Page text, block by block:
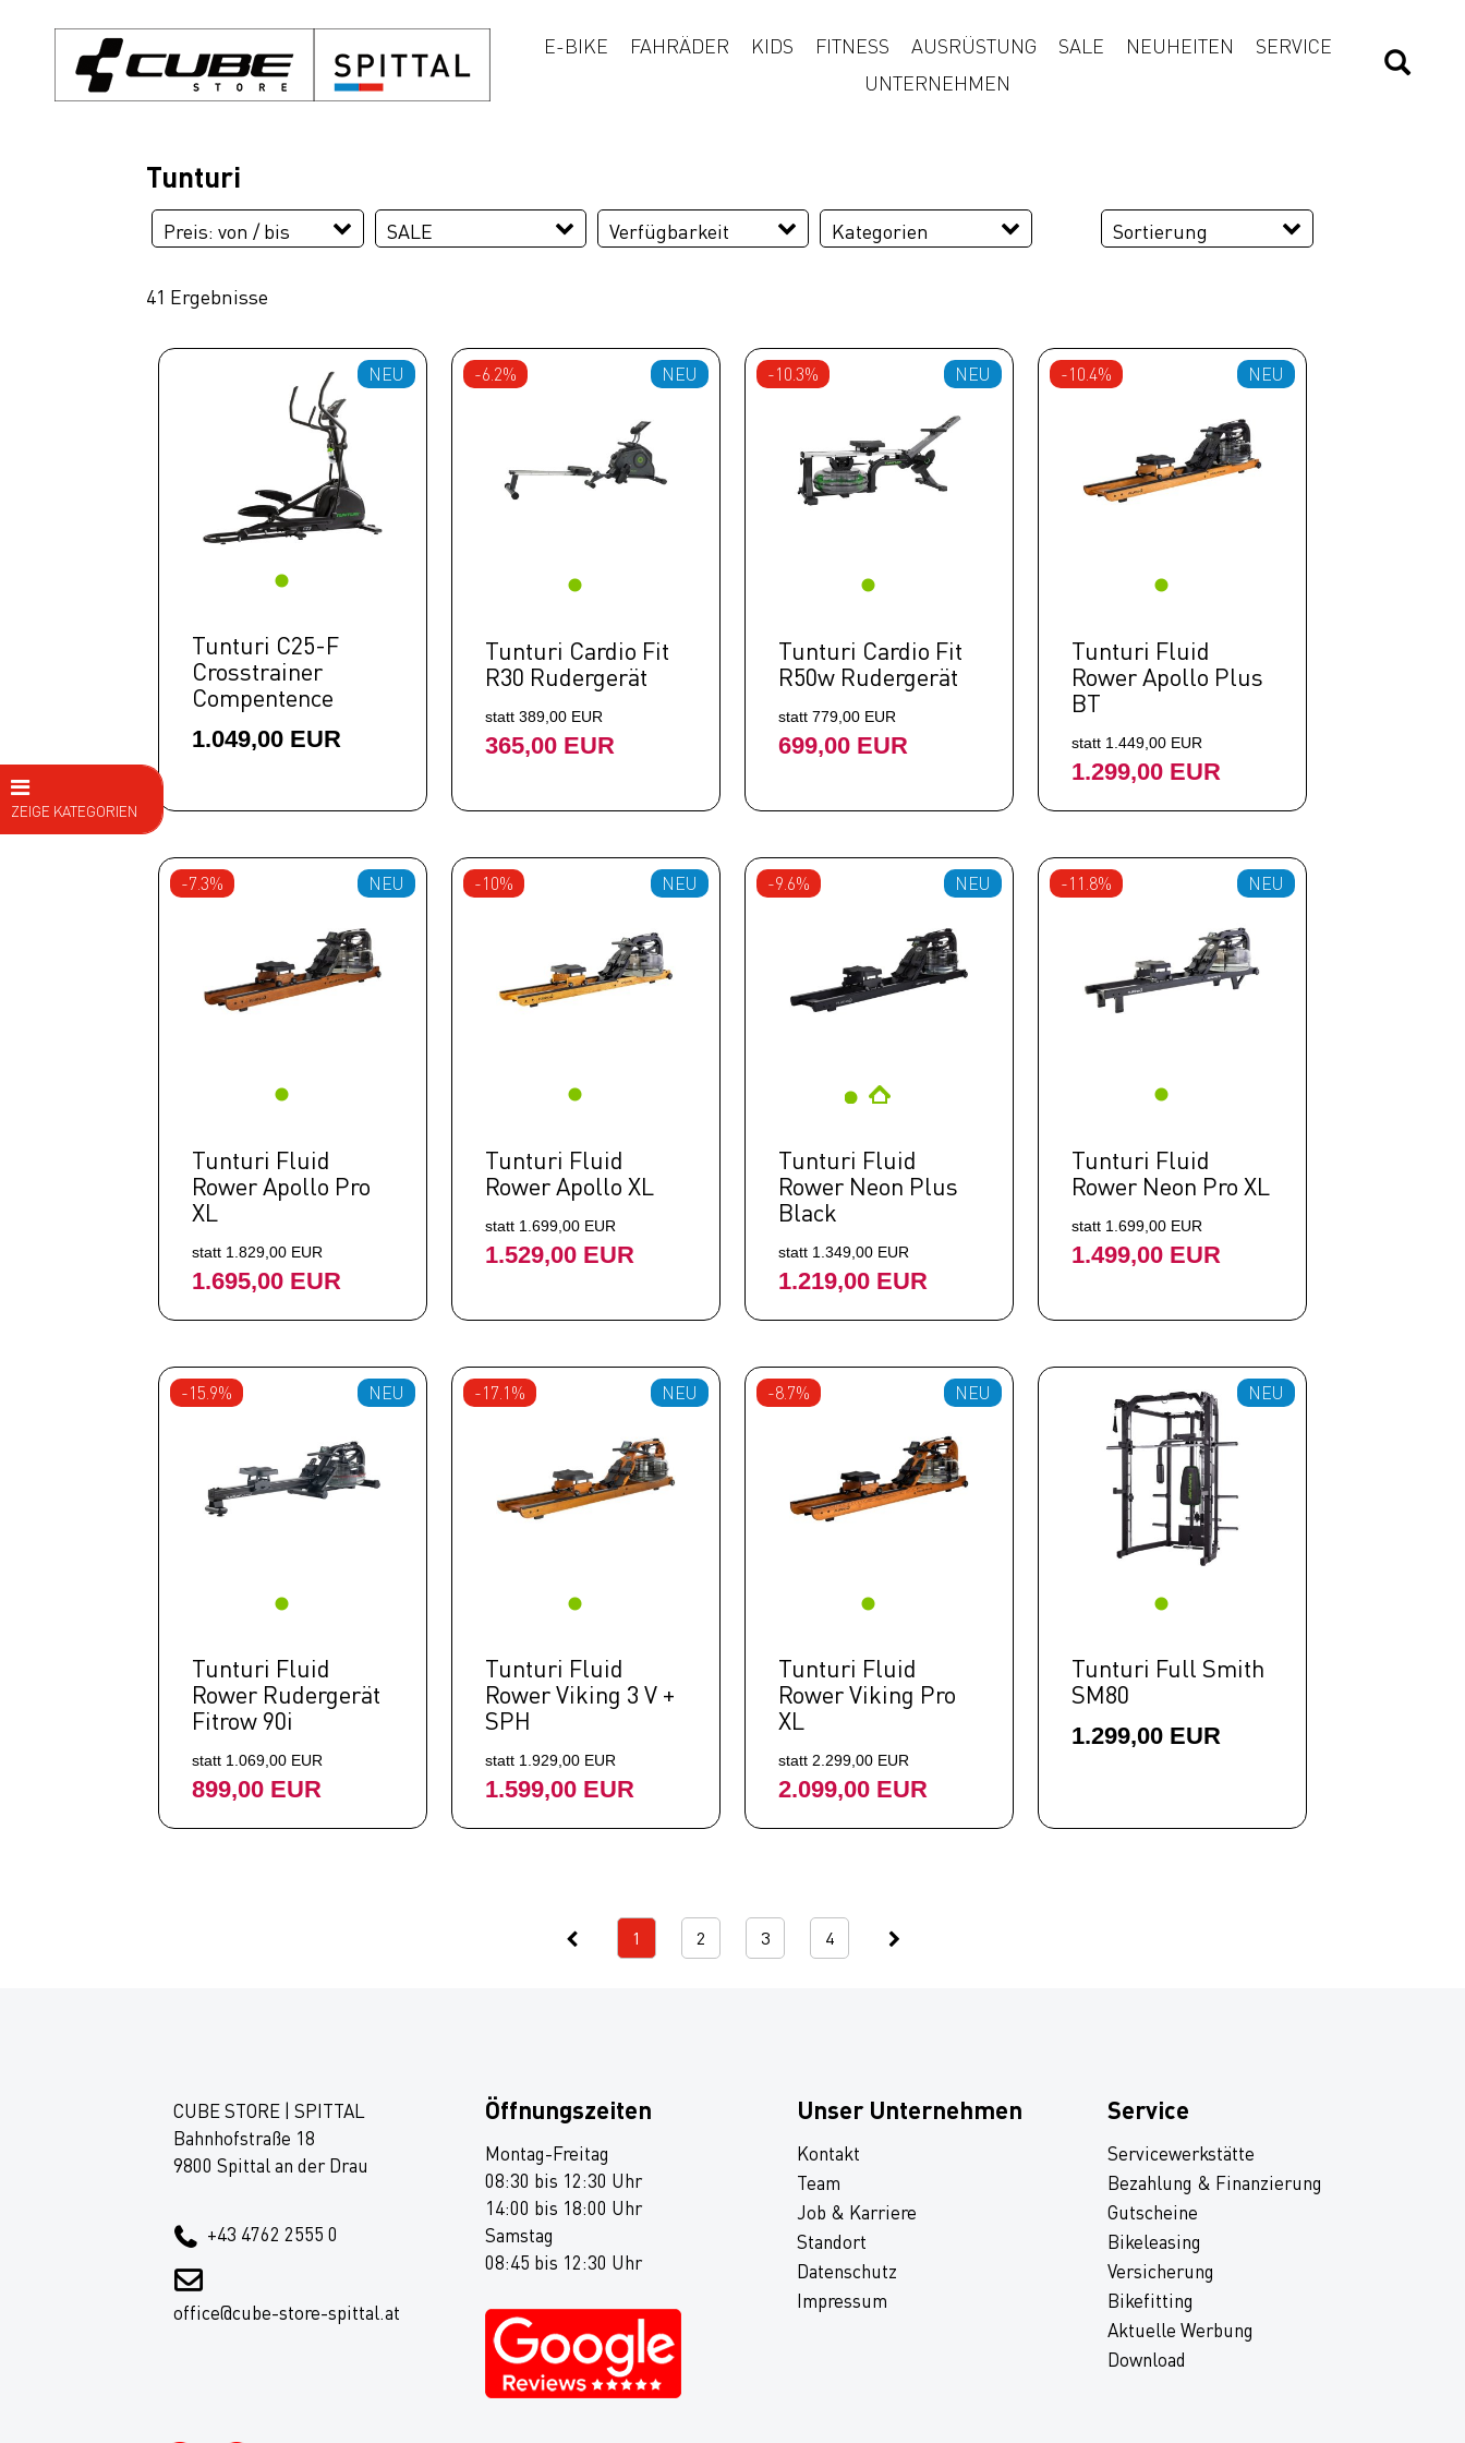
E-BIKE FAHRÄDER KIDS FITNESS AUSRÜSTUNG SALE NEUHEITEN
SERVICE
UNTERNEHMEN
ZEIGE KATEGORIEN
Tunturi
Sortierung
Preis: von / bis
EUR
SALE Verfügbarkeit Kategorien
Kraftstationen
Laufbänder
41 Ergebnisse
NEU
Tunturi C25-F
Crosstrainer
Compentence
1.049,00 EUR
-6.2% NEU
Tunturi Cardio Fit
R30 Rudergerät
statt 389,00 EUR
365,00 EUR
-10.3% NEU
Tunturi Cardio Fit
R50w Rudergerät
statt 779,00 EUR
699,00 EUR
-10.4% NEU
Tunturi Fluid
Rower Apollo Plus
BT
statt 1.449,00 EUR
1.299,00 EUR
-7.3% NEU
Tunturi Fluid
Rower Apollo Pro
XL
statt 1.829,00 EUR
1.695,00 EUR
-10% NEU
Tunturi Fluid
Rower Apollo XL
statt 1.699,00 EUR
1.529,00 EUR
-9.6% NEU
Tunturi Fluid
Rower Neon Plus
Black
statt 1.349,00 EUR
1.219,00 EUR
-11.8% NEU
Tunturi Fluid
Rower Neon Pro XL
statt 1.699,00 EUR
1.499,00 EUR
-15.9% NEU
Tunturi Fluid
Rower Rudergerät
Fitrow 90i
statt 1.069,00 EUR
899,00 EUR
-17.1% NEU
Tunturi Fluid
Rower Viking 3 V +
SPH
statt 1.929,00 EUR
1.599,00 EUR
-8.7% NEU
Tunturi Fluid
Rower Viking Pro
XL
statt 2.299,00 EUR
2.099,00 EUR
NEU
Tunturi Full Smith
SM80
1.299,00 EUR
1 2 3 4
CUBE STORE | SPITTAL
Bahnhofstraße 18
9800 Spittal an der Drau
+43 4762 2555 0
office@cube-store-spittal.at
Öffnungszeiten
Montag-Freitag
08:30 bis 12:30 Uhr
14:00 bis 18:00 Uhr
Samstag
08:45 bis 12:30 Uhr
Unser Unternehmen
Kontakt
Team
Job & Karriere
Standort
Datenschutz
Impressum
Service
Servicewerkstätte
Bezahlung & Finanzierung
Gutscheine
Bikeleasing
Versicherung
Bikefitting
Aktuelle Werbung
Download